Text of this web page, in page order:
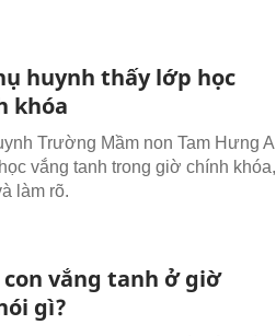
huynh thấy lớp học
khóa
Trường Mầm non Tam Hưng A
vắng tanh trong giờ chính khóa,
làm rõ.
vắng tanh ở giờ
gì?